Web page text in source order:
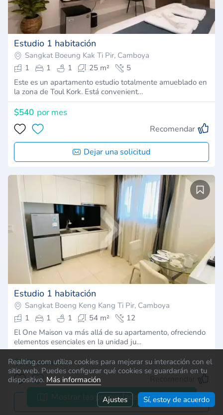
Realting.com utiliza cookies para mejorar su interacción con el
sitio web. Puedes configurar qué cookies se guardarán en tu
dispositivo. Más información
Ajustes
Sí, estoy de acuerdo
Mostrar las propiedades en el mapa
Estudio 1 habitación
Sangkat Boeung Kak Ti Pir, Camboya
1
1 1 25 m²
5
Este es un apartamento estudio totalmente amueblado en
la zona de Toul Kork. Está convenient…
$540 por mes
Recomendar
Dejar una solicitud
Estudio 1 habitación
Sangkat Boeng Keng Kang Ti Pir, Camboya
1
1 1 54 m²
12
El One Maison va más allá de su apartamento, ofreciendo
elementos esenciales en la unidad ju…
$550 por mes
Dejar una solicitud